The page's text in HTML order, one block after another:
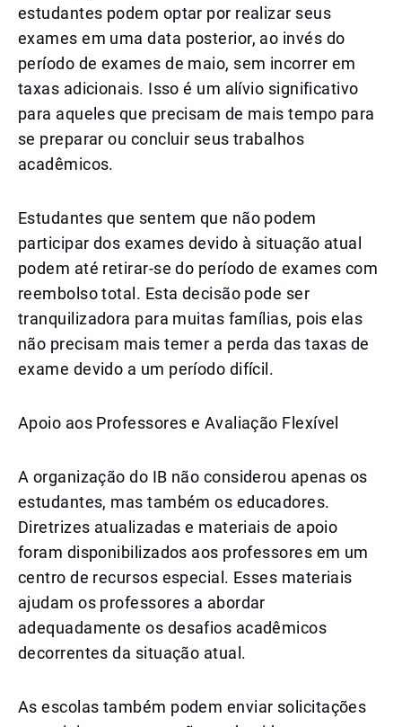
estudantes podem optar por realizar seus
exames em uma data posterior, ao invés do
período de exames de maio, sem incorrer em
taxas adicionais. Isso é um alívio significativo
para aqueles que precisam de mais tempo para
se preparar ou concluir seus trabalhos
acadêmicos.
Estudantes que sentem que não podem
participar dos exames devido à situação atual
podem até retirar-se do período de exames com
reembolso total. Esta decisão pode ser
tranquilizadora para muitas famílias, pois elas
não precisam mais temer a perda das taxas de
exame devido a um período difícil.
Apoio aos Professores e Avaliação Flexível
A organização do IB não considerou apenas os
estudantes, mas também os educadores.
Diretrizes atualizadas e materiais de apoio
foram disponibilizados aos professores em um
centro de recursos especial. Esses materiais
ajudam os professores a abordar
adequadamente os desafios acadêmicos
decorrentes da situação atual.
As escolas também podem enviar solicitações